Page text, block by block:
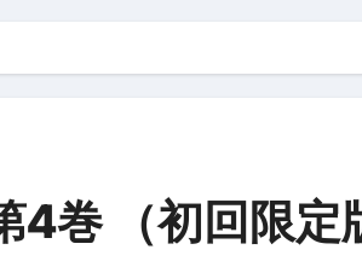
、４泊６日イタリア女子旅vlog
ランチ営業
巻 （初回限定